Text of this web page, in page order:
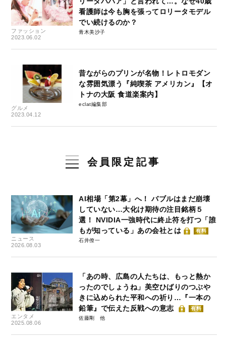
ファッション
2023.06.02
看護師は今も胸を張ってロリータモデル
でい続けるのか？
青木美沙子
グルメ
2023.04.12
昔ながらのプリンが名物！レトロモダン
な雰囲気漂う『純喫茶 アメリカン』【オ
トナの大阪 食道楽案内】
eclat編集部
会員限定記事
ニュース
2026.08.03
AI相場「第2幕」へ！ バブルはまだ崩壊
していない…大化け期待の注目銘柄５
選！ NVIDIA一強時代に終止符を打つ「誰
もが知っている」あの会社とは
有料
石井僚一
エンタメ
2025.08.06
「あの時、広島の人たちは、もっと熱か
ったのでしょうね」美空ひばりのつぶや
きに込められた平和への祈り…『一本の
鉛筆』で伝えた反戦への意志
有料
佐藤剛